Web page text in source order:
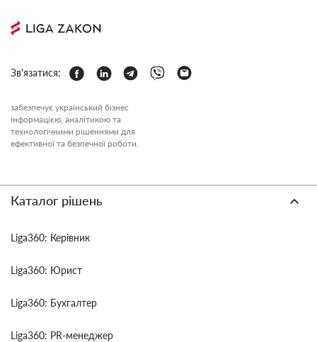
Зв'язатися:
забезпечує український бізнес
інформацією, аналітикою та
технологічними рішеннями для
ефективної та безпечної роботи.
Каталог рішень
Liga360: Керівник
Liga360: Юрист
Liga360: Бухгалтер
Liga360: PR-менеджер